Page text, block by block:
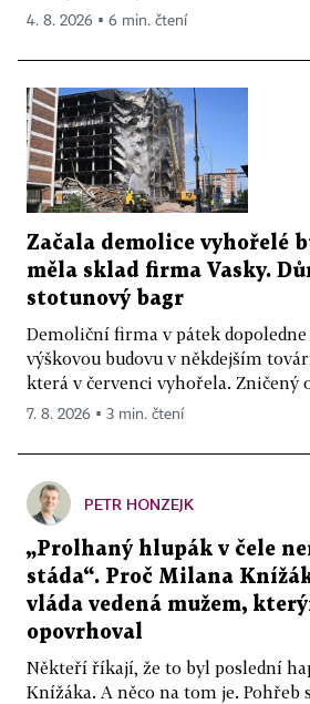
4. 8. 2026 ▪ 6 min. čtení
Začala demolice vyhořelé
měla sklad firma Vasky.
stotunový bagr
Demoliční firma v pátek dopoledne
výškovou budovu v někdejším
která v červenci vyhořela. Zničený
7. 8. 2026 ▪ 3 min. čtení
PETR HONZEJK
„Prolhaný hlupák v čele
stáda“. Proč Milana
vláda vedená mužem,
opovrhoval
Někteří říkají, že to byl poslední
Knížáka. A něco na tom je.